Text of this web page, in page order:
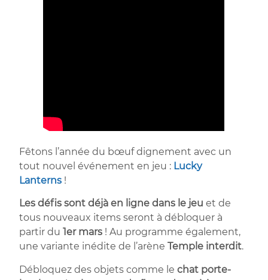
Fêtons l’année du bœuf dignement avec un
tout nouvel événement en jeu : Lucky
Lanterns !
Les défis sont déjà en ligne dans le jeu et de
tous nouveaux items seront à débloquer à
partir du1er mars ! Au programme également,
une variante inédite de l’arèneTemple interdit.
Débloquez des objets comme lechat porte-